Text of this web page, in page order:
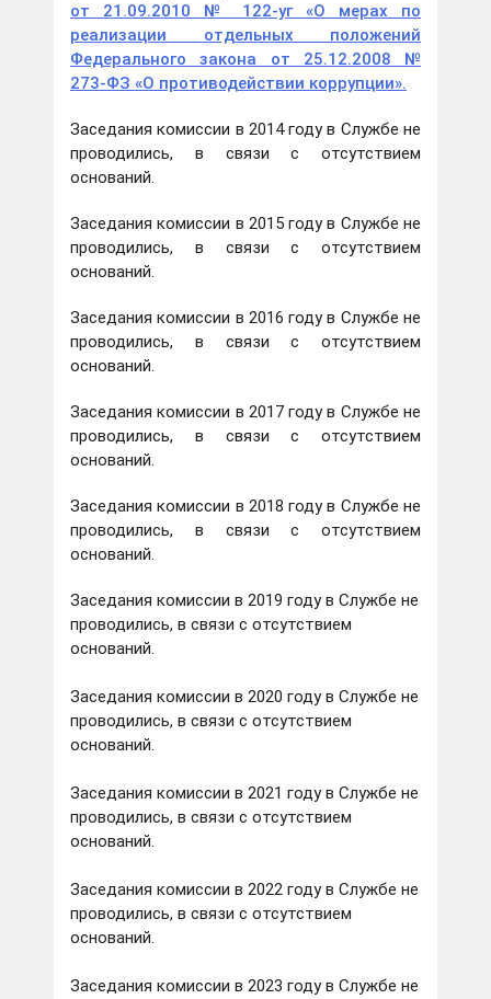
от 21.09.2010 № 122-уг «О мерах по
реализации отдельных положений
Федерального закона от 25.12.2008 №
273-ФЗ «О противодействии коррупции».
Заседания комиссии в 2014 году в Службе не
проводились, в связи с отсутствием
оснований.
Заседания комиссии в 2015 году в Службе не
проводились, в связи с отсутствием
оснований.
Заседания комиссии в 2016 году в Службе не
проводились, в связи с отсутствием
оснований.
Заседания комиссии в 2017 году в Службе не
проводились, в связи с отсутствием
оснований.
Заседания комиссии в 2018 году в Службе не
проводились, в связи с отсутствием
оснований.
Заседания комиссии в 2019 году в Службе не
проводились, в связи с отсутствием
оснований.
Заседания комиссии в 2020 году в Службе не
проводились, в связи с отсутствием
оснований.
Заседания комиссии в 2021 году в Службе не
проводились, в связи с отсутствием
оснований.
Заседания комиссии в 2022 году в Службе не
проводились, в связи с отсутствием
оснований.
Заседания комиссии в 2023 году в Службе не